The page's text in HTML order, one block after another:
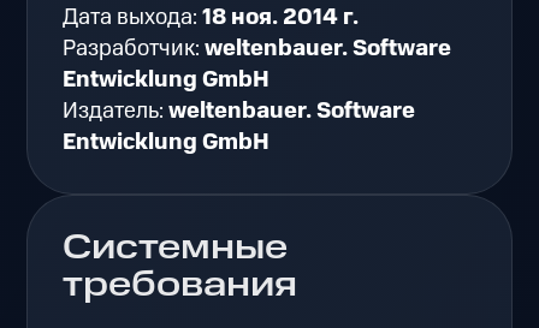
Дата выхода:18 ноя. 2014 г.
Разработчик:weltenbauer. Software
Entwicklung GmbH
Издатель:weltenbauer. Software
Entwicklung GmbH
Системные
требования